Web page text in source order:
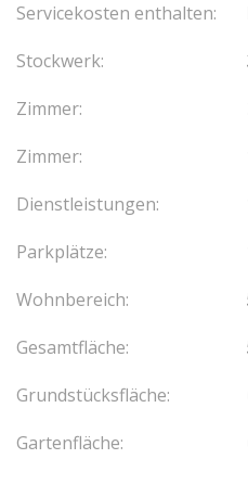
Servicekosten enthalten:
Stockwerk:
Zimmer:
Zimmer:
Dienstleistungen:
Parkplätze:
Wohnbereich:
Gesamtfläche:
Grundstücksfläche:
Gartenfläche: